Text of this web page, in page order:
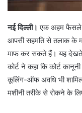
नई दिल्ली।एक अहम फैसले में
आपसी सहमति से तलाक के
माफ कर सकते हैं। यह देखते
कोर्ट ने कहा कि कोर्ट
कूलिंग-ऑफ अवधि भी
मशीनी तरीके से रोकने के